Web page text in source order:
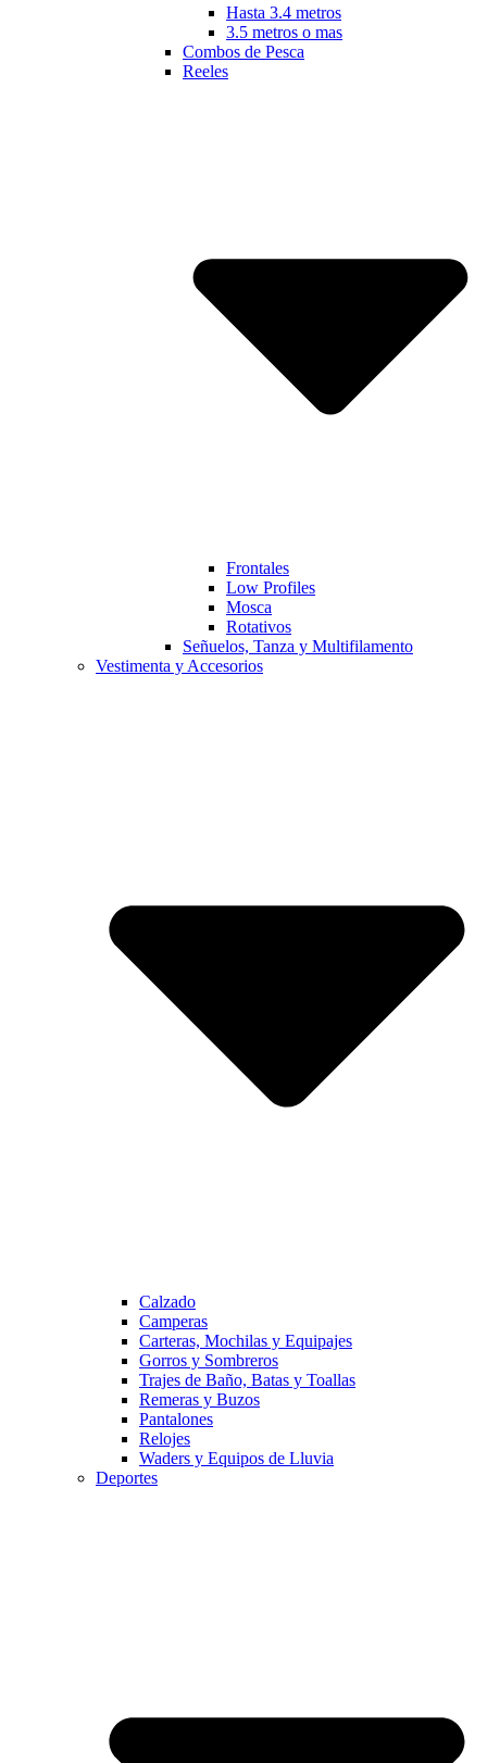
Hasta 3.4 metros
3.5 metros o mas
Combos de Pesca
Reeles
Frontales
Low Profiles
Mosca
Rotativos
Señuelos, Tanza y Multifilamento
Vestimenta y Accesorios
Calzado
Camperas
Carteras, Mochilas y Equipajes
Gorros y Sombreros
Trajes de Baño, Batas y Toallas
Remeras y Buzos
Pantalones
Relojes
Waders y Equipos de Lluvia
Deportes